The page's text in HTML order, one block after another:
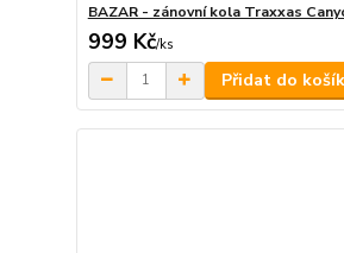
BAZAR - zánovní kola Traxxas
999 Kč/ks
Přidat do